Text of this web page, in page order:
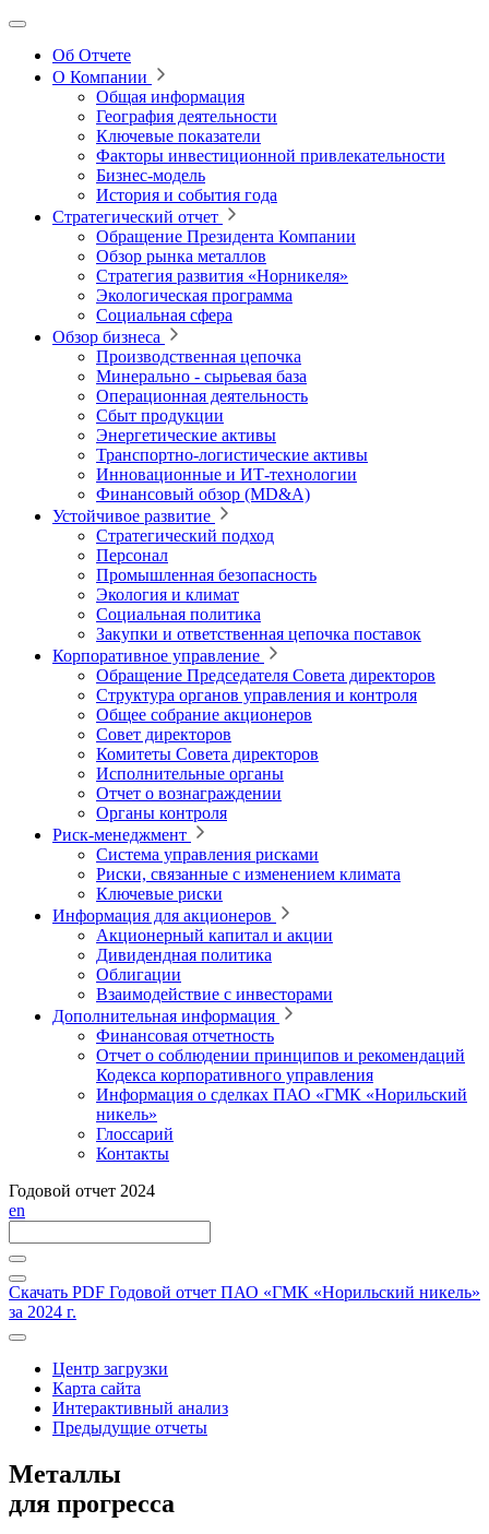
Об Отчете
О Компании
Общая информация
География деятельности
Ключевые показатели
Факторы инвестиционной привлекательности
Бизнес-модель
История и события года
Стратегический отчет
Обращение Президента Компании
Обзор рынка металлов
Стратегия развития «Норникеля»
Экологическая программа
Социальная сфера
Обзор бизнеса
Производственная цепочка
Минерально ‑ сырьевая база
Операционная деятельность
Сбыт продукции
Энергетические активы
Транспортно-логистические активы
Инновационные и ИТ‑технологии
Финансовый обзор (MD&A)
Устойчивое развитие
Стратегический подход
Персонал
Промышленная безопасность
Экология и климат
Социальная политика
Закупки и ответственная цепочка поставок
Корпоративное управление
Обращение Председателя Совета директоров
Структура органов управления и контроля
Общее собрание акционеров
Совет директоров
Комитеты Совета директоров
Исполнительные органы
Отчет о вознаграждении
Органы контроля
Риск-менеджмент
Система управления рисками
Риски, связанные с изменением климата
Ключевые риски
Информация для акционеров
Акционерный капитал и акции
Дивидендная политика
Облигации
Взаимодействие с инвесторами
Дополнительная информация
Финансовая отчетность
Отчет о соблюдении принципов и рекомендаций
Кодекса корпоративного управления
Информация о сделках ПАО «ГМК «Норильский
никель»
Глоссарий
Контакты
Годовой отчет 2024
en
Скачать PDF Годовой отчет ПАО «ГМК «Норильский никель»
за 2024 г.
Центр загрузки
Карта сайта
Интерактивный анализ
Предыдущие отчеты
Металлы
для прогресса